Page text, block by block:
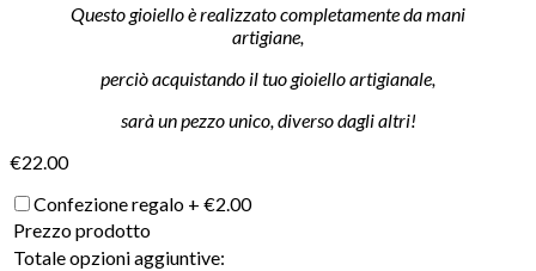
Questo gioiello è realizzato completamente da mani
artigiane,
perciò acquistando il tuo gioiello artigianale,
sarà un pezzo unico, diverso dagli altri!
€22.00
Confezione regalo + €2.00
Prezzo prodotto
Totale opzioni aggiuntive: